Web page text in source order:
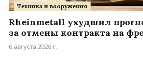
Техника и вооружения
Rheinmetall ухудшил
за отмены контракта на
6 августа 2026 г.